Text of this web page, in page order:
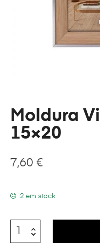
Moldura
15×20
7,60 €
2 em stock